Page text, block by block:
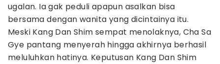
ugalan. Ia gak peduli apapun asalkan bisa
bersama dengan wanita yang dicintainya itu.
Meski Kang Dan Shim sempat menolaknya, Cha Sa
Gye pantang menyerah hingga akhirnya berhasil
meluluhkan hatinya. Keputusan Kang Dan Shim